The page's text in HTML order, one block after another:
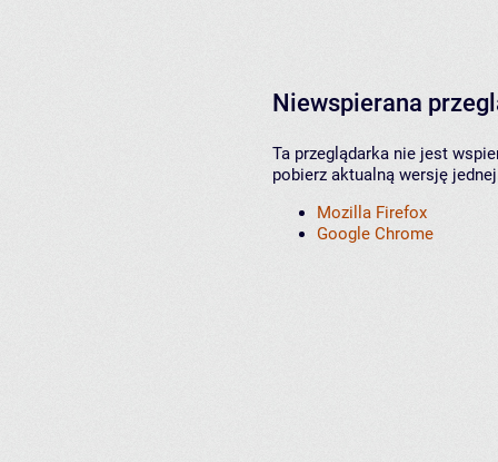
Niewspierana
Ta przeglądarka nie jest
pobierz aktualną wersję
Mozilla Firefox
Google Chrome